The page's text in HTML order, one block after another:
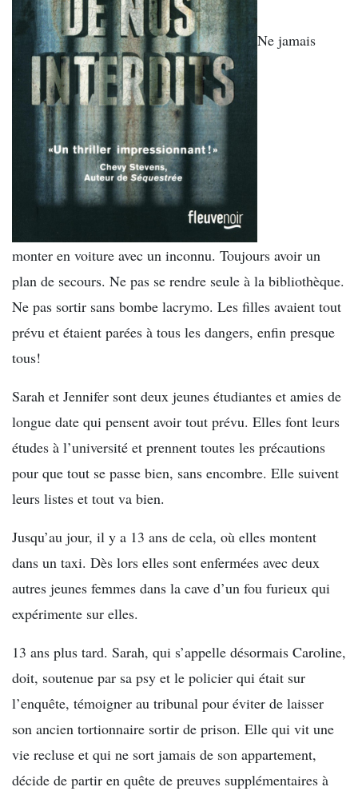
Ne jamais
monter en voiture avec un inconnu. Toujours avoir un
plan de secours. Ne pas se rendre seule à la bibliothèque.
Ne pas sortir sans bombe lacrymo. Les filles avaient tout
prévu et étaient parées à tous les dangers, enfin presque
tous!
Sarah et Jennifer sont deux jeunes étudiantes et amies de
longue date qui pensent avoir tout prévu. Elles font leurs
études à l’université et prennent toutes les précautions
pour que tout se passe bien, sans encombre. Elle suivent
leurs listes et tout va bien.
Jusqu’au jour, il y a 13 ans de cela, où elles montent
dans un taxi. Dès lors elles sont enfermées avec deux
autres jeunes femmes dans la cave d’un fou furieux qui
expérimente sur elles.
13 ans plus tard. Sarah, qui s’appelle désormais Caroline,
doit, soutenue par sa psy et le policier qui était sur
l’enquête, témoigner au tribunal pour éviter de laisser
son ancien tortionnaire sortir de prison. Elle qui vit une
vie recluse et qui ne sort jamais de son appartement,
décide de partir en quête de preuves supplémentaires à